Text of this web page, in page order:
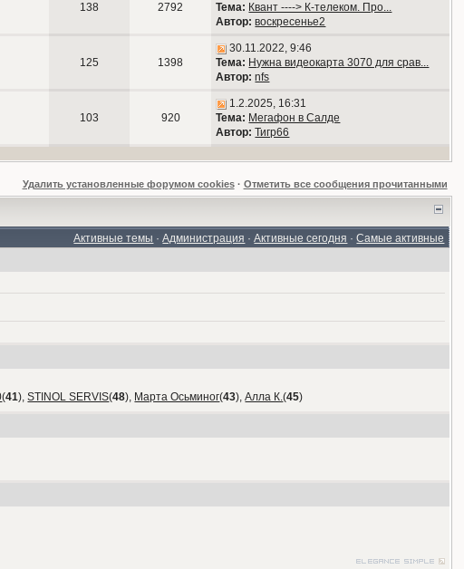
138 2792
Тема: Квант ----> К-телеком. Про...
Автор: воскресенье2
125 1398
30.11.2022, 9:46
Тема: Нужна видеокарта 3070 для срав...
Автор: nfs
103 920
1.2.2025, 16:31
Тема: Мегафон в Салде
Автор: Тигр66
Удалить установленные форумом cookies· Отметить все сообщения прочитанными
Активные темы ·Администрация ·Активные сегодня ·Самые активные
(41),STINOL SERVIS(48), Марта Осьминог(43),Алла К.(45)